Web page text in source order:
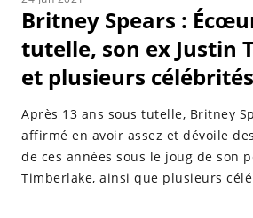
Britney Spears :
tutelle, son ex Justin
et plusieurs
Après 13 ans sous tutelle, Britney
affirmé en avoir assez et dévoile
de ces années sous le joug de son
Timberlake, ainsi que plusieurs